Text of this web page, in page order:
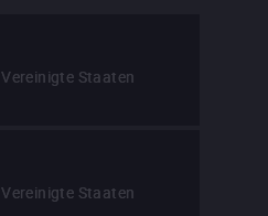
Vereinigte Staaten
Vereinigte Staaten